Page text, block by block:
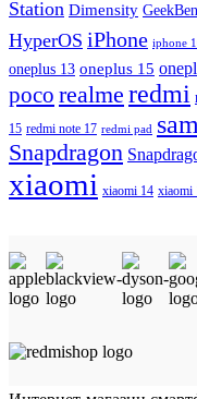
Station Dimensity
HyperOS iPhone iphone
oneplus 13 oneplus 15
poco realme redmi
15 redmi note 17 redmi pad
Snapdragon
xiaomi xiaomi 14 xiaomi